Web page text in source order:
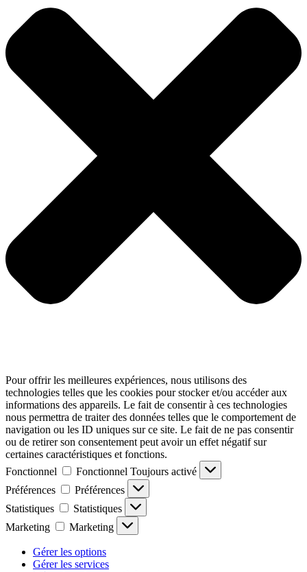
Pour offrir les meilleures expériences, nous utilisons des
technologies telles que les cookies pour stocker et/ou accéder aux
informations des appareils. Le fait de consentir à ces technologies
nous permettra de traiter des données telles que le comportement de
navigation ou les ID uniques sur ce site. Le fait de ne pas consentir
ou de retirer son consentement peut avoir un effet négatif sur
certaines caractéristiques et fonctions.
Fonctionnel
Fonctionnel Toujours activé
Préférences
Préférences
Statistiques
Statistiques
Marketing
Marketing
Gérer les options
Gérer les services